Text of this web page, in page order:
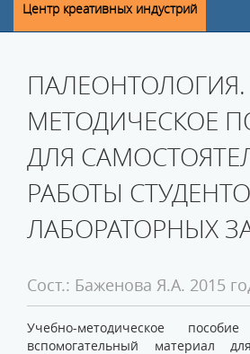
Центр креативных индустрий
МЕТОДИЧЕСКОЕ
ДЛЯ
РАБОТЫ
ЛАБОРАТОРНЫХ
Сост.: Баженова Я.А. 2015
Учебно-методическое
вспомогательный материал